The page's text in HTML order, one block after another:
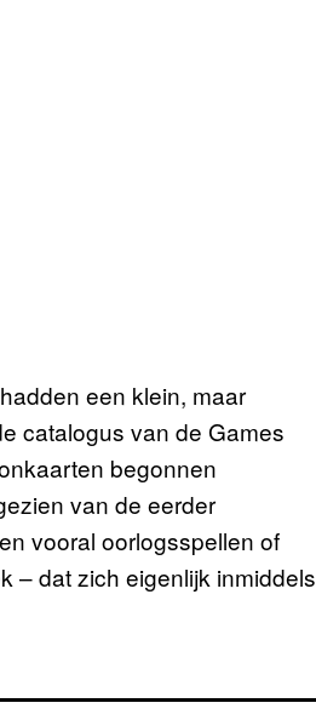
een klein, maar
catalogus van de Games
begonnen
van de eerder
vooral oorlogsspellen of
– dat zich eigenlijk inmiddels